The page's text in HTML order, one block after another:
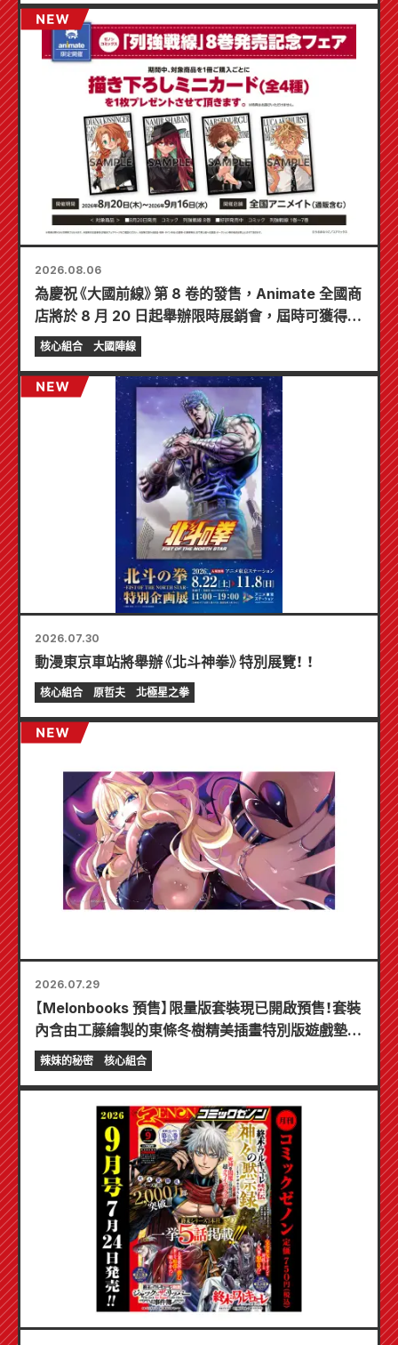
2026.08.06
為慶祝《大國前線》第 8 卷的發售，Animate 全國商
店將於 8 月 20 日起舉辦限時展銷會，屆時可獲得特
製迷你卡片（共 4 種）！
核心組合 大國陣線
2026.07.30
動漫東京車站將舉辦《北斗神拳》特別展覽！ ！
核心組合 原哲夫 北極星之拳
2026.07.29
【Melonbooks 預售】限量版套裝現已開啟預售！套裝
內含由工藤繪製的東條冬樹精美插畫特別版遊戲墊！
《辣妹新娘的秘密》最新第6卷將於10月20日發售！
辣妹的秘密 核心組合